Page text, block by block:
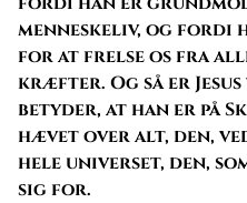
menneskeliv, og fordi
for at frelse os fra
kræfter. Og så er
betyder, at han er på
hævet over alt, den,
hele universet, den,
sig for.